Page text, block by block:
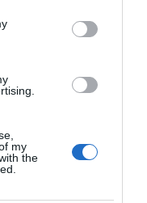
my
the
Julmat
Skriv ut